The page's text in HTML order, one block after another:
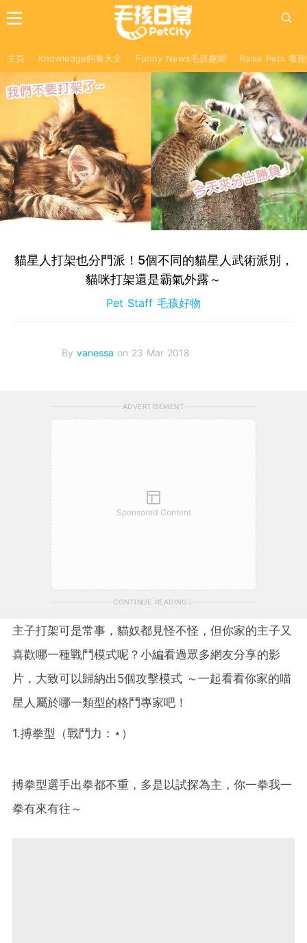
主頁 Knowledge飼養大全 Funny News毛孩趣聞 Raise Pets 養
貓星人打架也分門派！5個不同的貓星人武術派別，
貓咪打架還是霸氣外露～
Pet Staff 毛孩好物
By vanessa on 23 Mar 2018
ADVERTISEMENT
Sponsored Content
CONTINUE READING
主子打架可是常事，貓奴都見怪不怪，但你家的主子又
喜歡哪一種戰鬥模式呢？小編看過眾多網友分享的影
片，大致可以歸納出5個攻擊模式 ～一起看看你家的喵
星人屬於哪一類型的格鬥專家吧！
1.搏拳型（戰鬥力：⋆）
搏拳型選手出拳都不重，多是以試探為主，你一拳我一
拳有來有往～